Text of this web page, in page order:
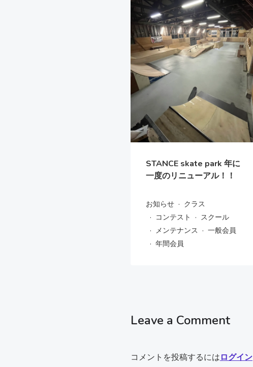
STANCE skate park 年に
一度のリニューアル！！
お知らせ · クラス
· コンテスト · スクール
· メンテナンス · 一般会員
· 年間会員
Leave a Comment
コメントを投稿するにはログイン